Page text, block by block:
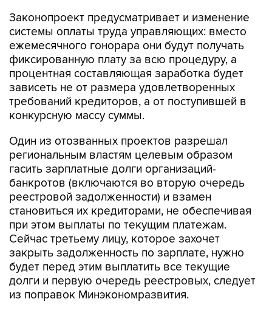
Законопроект предусматривает и изменение
системы оплаты труда управляющих: вместо
ежемесячного гонорара они будут получать
фиксированную плату за всю процедуру, а
процентная составляющая заработка будет
зависеть не от размера удовлетворенных
требований кредиторов, а от поступившей в
конкурсную массу суммы.
Один из отозванных проектов разрешал
региональным властям целевым образом
гасить зарплатные долги организаций-
банкротов (включаются во вторую очередь
реестровой задолженности) и взамен
становиться их кредиторами, не обеспечивая
при этом выплаты по текущим платежам.
Сейчас третьему лицу, которое захочет
закрыть задолженность по зарплате, нужно
будет перед этим выплатить все текущие
долги и первую очередь реестровых, следует
из поправок Минэкономразвития.